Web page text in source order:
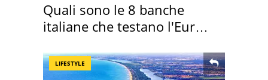
Quali sono le 8 banche
italiane che testano l'Euro
LIFESTYLE